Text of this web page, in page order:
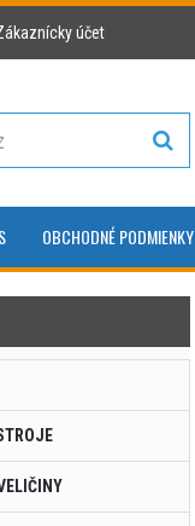
účet
OBCHODNÉ PODMIENKY